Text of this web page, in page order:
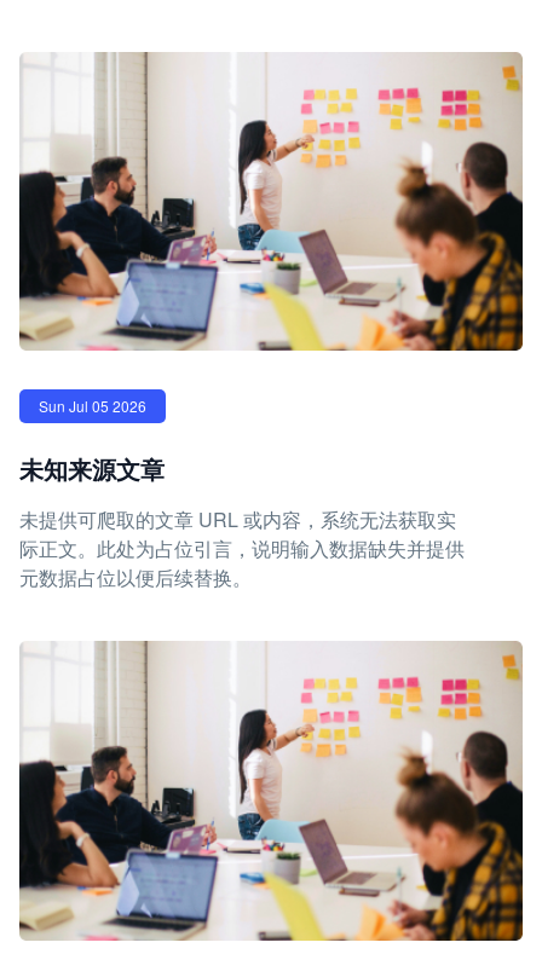
Sun Jul 05 2026
未知来源文章
未提供可爬取的文章 URL 或内容，系统无法获取实
际正文。此处为占位引言，说明输入数据缺失并提供
元数据占位以便后续替换。